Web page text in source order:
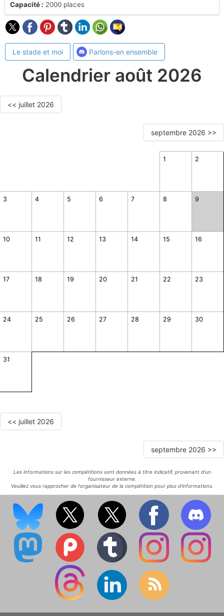
Capacité : 2000 places
Le stade et moi Parlons-en ensemble
Calendrier août 2026
<< juillet 2026
septembre 2026 >>
1 2
3 4 5 6 7 8 9
10 11 12 13 14 15 16
17 18 19 20 21 22 23
24 25 26 27 28 29 30
31
<< juillet 2026
septembre 2026 >>
Les informations sur les compétitions sont données à titre indicatif, provenant d'un
fournisseur externe.
Veuillez vous rapprocher de l'organisateur de la compétition pour plus d'informations.